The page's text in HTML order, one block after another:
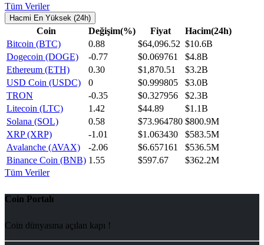
Tüm Veriler
Hacmi En Yüksek (24h)
Coin Değişim(%) Fiyat
Hacim(24h)
Bitcoin (BTC)
0.88 $64,096.52 $10.6B
Dogecoin (DOGE)
-0.77 $0.069761
$4.8B
Ethereum (ETH)
0.30 $1,870.51
$3.2B
USD Coin (USDC)
0 $0.999805
$3.0B
TRON
-0.35 $0.327956
$2.3B
Litecoin (LTC)
1.42 $44.89
$1.1B
Solana (SOL)
0.58 $73.964780 $800.9M
XRP (XRP)
-1.01 $1.063430
$583.5M
Avalanche (AVAX)
-2.06 $6.657161
$536.5M
Binance Coin (BNB) 1.55 $597.67
$362.2M
Tüm Veriler
Coin Portalı
Coin dünyasına açılan kapı !